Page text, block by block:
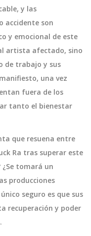
y las
accidente son
y emocional de este
artista afectado, sino
de trabajo y sus
una vez
fuera de los
tanto el bienestar
que resuena entre
Ra tras superar este
tomará un
producciones
seguro es que sus
recuperación y poder